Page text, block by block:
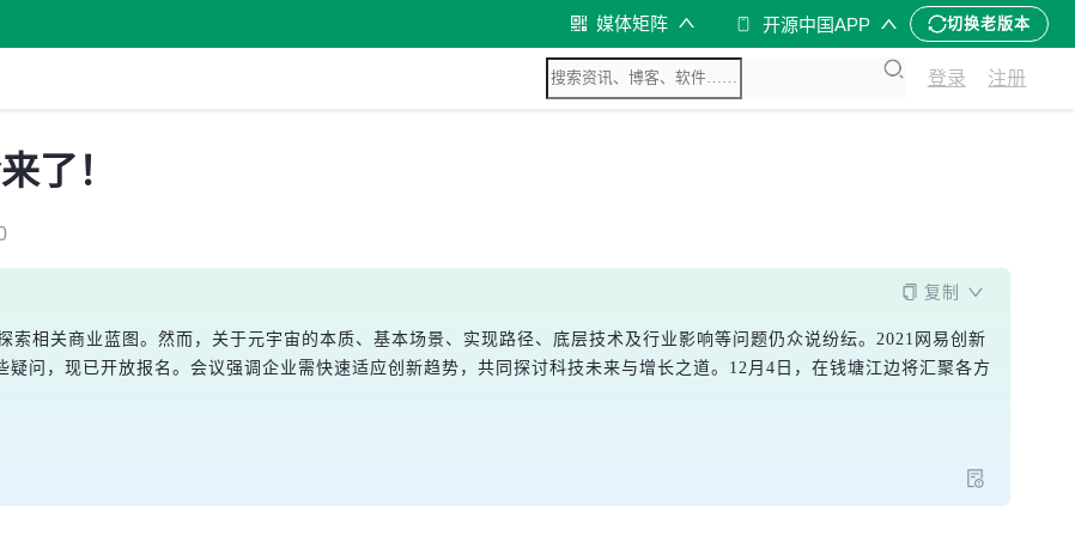
媒体矩阵 开源中国APP 切换老版本
登录 注册
了！
复制
索相关商业蓝图。然而，关于元宇宙的本质、基本场景、实现路径、底层技术及行业影响等问题仍众说纷纭。2021网易创新
问，现已开放报名。会议强调企业需快速适应创新趋势，共同探讨科技未来与增长之道。12月4日，在钱塘江边将汇聚各方